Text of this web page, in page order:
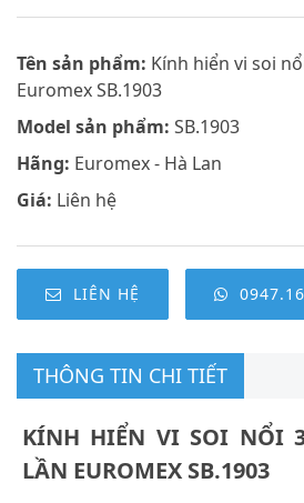
Tên sản phẩm: Kính hiển vi soi
Euromex SB.1903
Model sản phẩm: SB.1903
Hãng: Euromex - Hà Lan
Giá: Liên hệ
LIÊN HỆ
THÔNG TIN CHI TIẾT
KÍNH HIỂN VI SOI NỔI
LẦN EUROMEX SB.1903